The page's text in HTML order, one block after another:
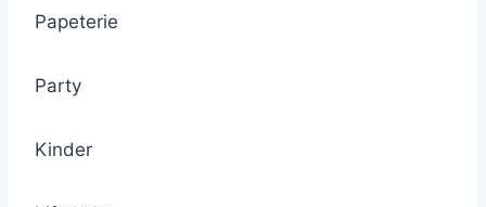
Papeterie
Party
Kinder